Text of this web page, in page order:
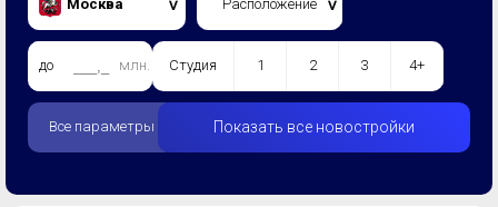
Москва Расположение
до млн. Студия 1 2 3 4+
Все параметры Показать все новостройки